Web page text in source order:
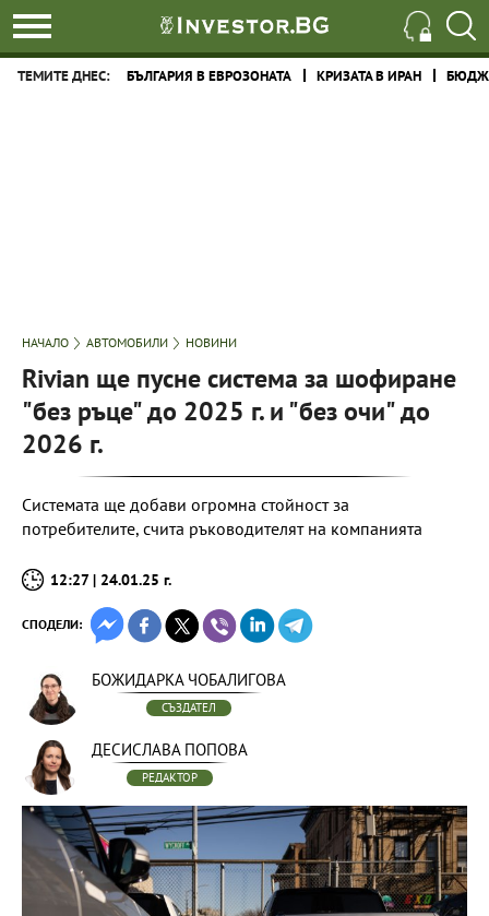
ТЕМИТЕ ДНЕС: БЪЛГАРИЯ В ЕВРОЗОНАТА КРИЗАТА В ИРАН
НАЧАЛО АВТОМОБИЛИ НОВИНИ
Rivian ще пусне система за шофиране
"без ръце" до 2025 г. и "без очи" до
2026 г.
Системата ще добави огромна стойност за
потребителите, счита ръководителят на компанията
12:27 | 24.01.25 г.
СПОДЕЛИ:
БОЖИДАРКА ЧОБАЛИГОВА
СЪЗДАТЕЛ
ДЕСИСЛАВА ПОПОВА
РЕДАКТОР